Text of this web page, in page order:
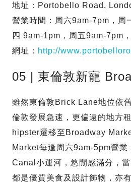
地址：Portobello Road,
營業時間：周六9am-7pm，周
四 9am-1pm，周五9am-7pm
網址： http://
05 | 東倫敦新寵
雖然東倫敦Brick Lane地位依
倫敦發展急速，更偏遠的地方
hipster遷移至Broadway
Market每逢周六9am-5pm營業
Canal小運河，悠閒感滿分，
都是優質美食及設計飾物，亦